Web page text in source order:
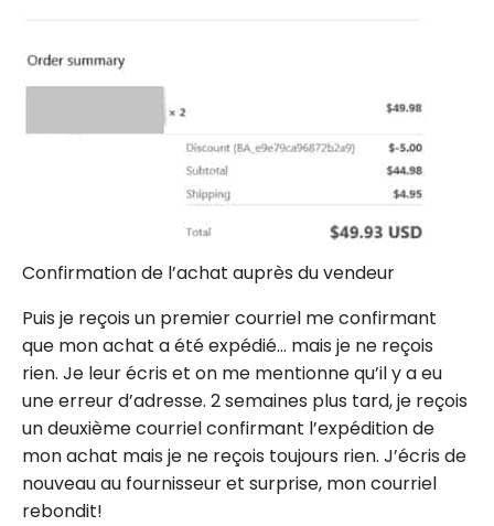
Confirmation de l’achat auprès du vendeur
Puis je reçois un premier courriel me confirmant
que mon achat a été expédié… mais je ne reçois
rien. Je leur écris et on me mentionne qu’il y a eu
une erreur d’adresse. 2 semaines plus tard, je reçois
un deuxième courriel confirmant l’expédition de
mon achat mais je ne reçois toujours rien. J’écris de
nouveau au fournisseur et surprise, mon courriel
rebondit!